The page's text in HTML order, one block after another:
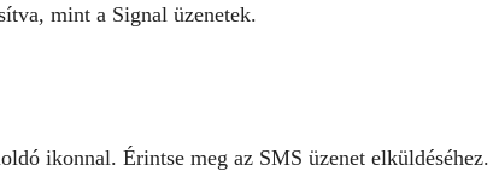
mint a Signal üzenetek.
ikonnal. Érintse meg az SMS üzenet elküldéséhez.